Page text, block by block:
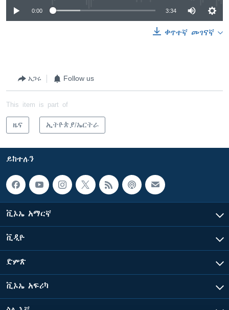
0:00 3:34
ቀጥተኛ መገናኛ
አጋሩ Follow us
This item is part of
ዜና ኢትዮጵያ/ኤርትራ
ይከተሉን
ቪኦኤ አማርኛ
ቪዲዮ
ድምጽ
ቪኦኤ አፍሪካ